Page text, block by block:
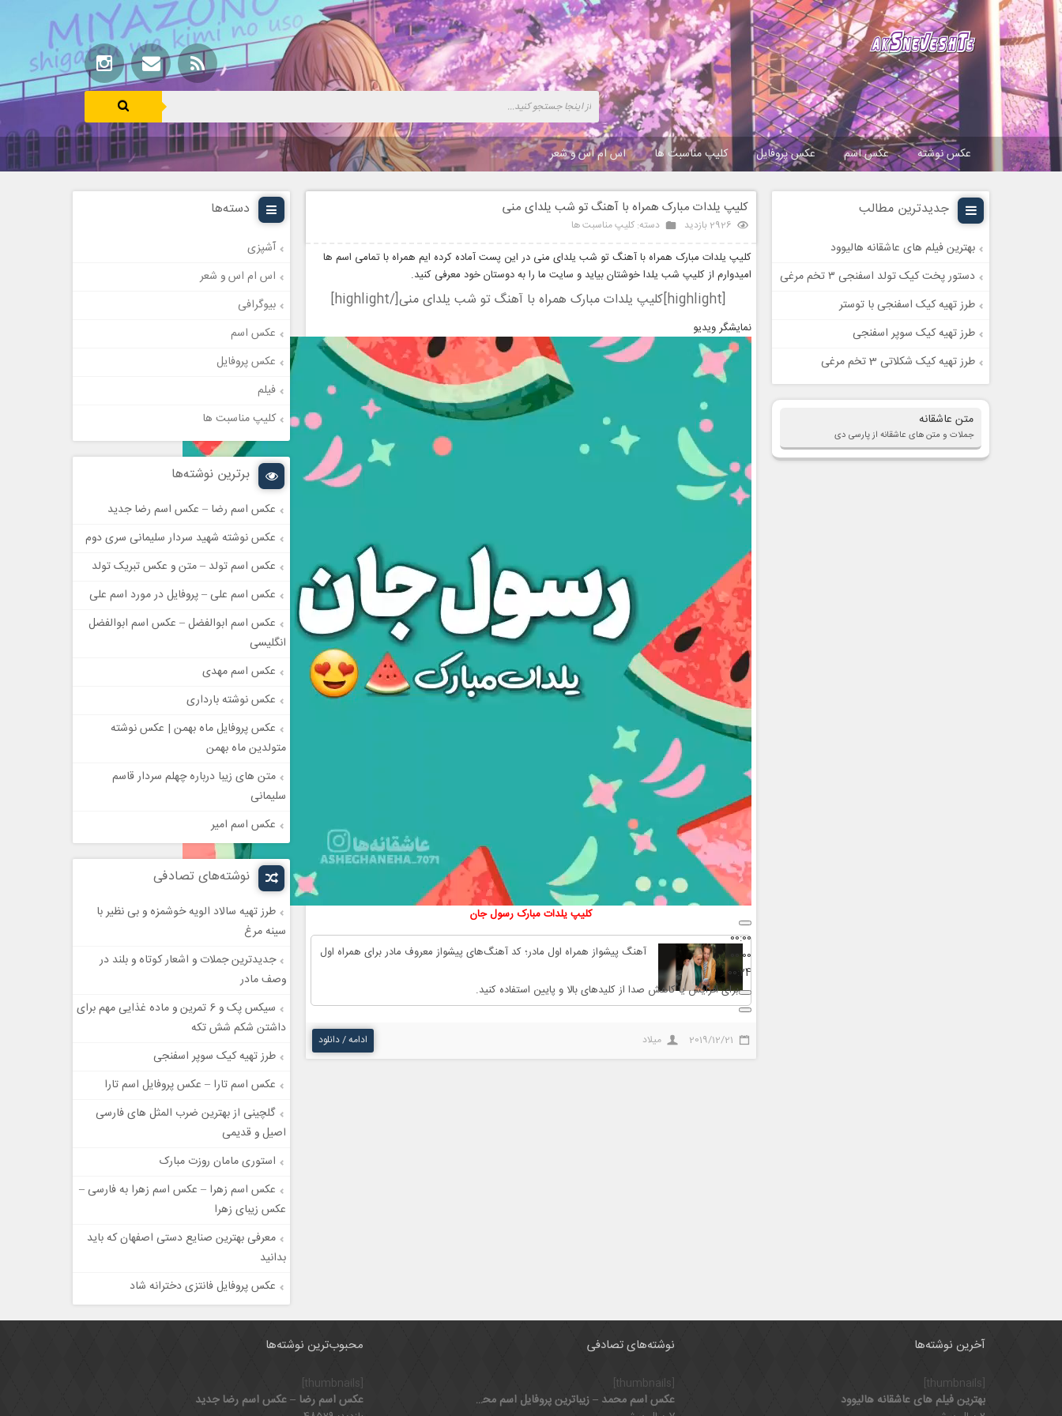
عکس نوشته عکس اسم عکس پروفایل کلیپ مناسبت ها اس ام اس و شعر
جدیدترین مطالب
بهترین فیلم های عاشقانه هالیوود
دستور پخت کیک تولد اسفنجی ۳ تخم مرغی
طرز تهیه کیک اسفنجی با توستر
طرز تهیه کیک سوپر اسفنجی
طرز تهیه کیک شکلاتی 3 تخم مرغی
متن عاشقانه
جملات و متن های عاشقانه از پارسی دی
کلیپ‌ یلدات مبارک همراه با آهنگ تو شب یلدای منی
2926 بازدید دسته: کلیپ مناسبت ها
کلیپ‌ یلدات مبارک همراه با آهنگ تو شب یلدای منی در این پست آماده کرده ایم همراه با تمامی اسم ها
امیدوارم از کلیپ شب یلدا خوشتان بیاید و سایت ما را به دوستان خود معرفی کنید.
[highlight]کلیپ‌ یلدات مبارک همراه با آهنگ تو شب یلدای منی[/highlight]
نمایشگر ویدیو
00:00
00:00
00:24
برای افزایش یا کاهش صدا از کلیدهای بالا و پایین استفاده کنید.
کلیپ‌ یلدات مبارک رسول جان
آهنگ پیشواز همراه اول مادر؛ کد آهنگ‌های پیشواز معروف مادر برای همراه اول
2019/12/21 میلاد ادامه / دانلود
دسته‌ها
آشپزی
اس ام اس و شعر
بیوگرافی
عکس اسم
عکس پروفایل
فیلم
کلیپ مناسبت ها
برترین نوشته‌ها
عکس اسم رضا – عکس اسم رضا جدید
عکس نوشته شهید سردار سلیمانی سری دوم
عکس اسم تولد – متن و عکس تبریک تولد
عکس اسم علی – پروفایل در مورد اسم علی
عکس اسم ابوالفضل – عکس اسم ابوالفضل
انگلیسی
عکس اسم مهدی
عکس نوشته بارداری
عکس پروفایل ماه بهمن | عکس نوشته
متولدین ماه بهمن
متن های زیبا درباره چهلم سردار قاسم
سلیمانی
عکس اسم امیر
نوشته‌های تصادفی
طرز تهیه سالاد الویه خوشمزه و بی نظیر با
سینه مرغ
جدیدترین جملات و اشعار کوتاه و بلند در
وصف مادر
سیکس پک و 6 تمرین و ماده غذایی مهم برای
داشتن شکم شش تکه
طرز تهیه کیک سوپر اسفنجی
عکس اسم تارا – عکس پروفایل اسم تارا
گلچینی از بهترین ضرب المثل های فارسی
اصیل و قدیمی
استوری مامان روزت مبارک
عکس اسم زهرا – عکس اسم زهرا به فارسی –
عکس زیبای زهرا
معرفی بهترین صنایع دستی اصفهان که باید
بدانید
عکس پروفایل فانتزی دخترانه شاد
آخرین نوشته‌ها
بهترین فیلم های عاشقانه هالیوود
نوشته‌های تصادفی
[thumbnails]
عکس اسم محمد – زیباترین پروفایل اسم محمد
محبوب‌ترین نوشته‌ها
[thumbnails]
عکس اسم رضا – عکس اسم رضا جدید